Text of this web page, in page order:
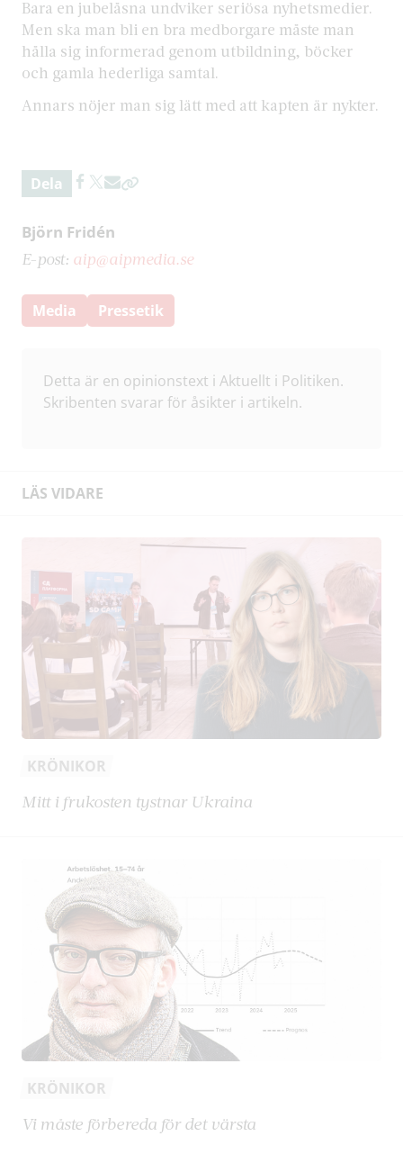
Bara en jubelåsna undviker seriösa nyhetsmedier.
Men ska man bli en bra medborgare måste man
hålla sig informerad genom utbildning, böcker
och gamla hederliga samtal.
Annars nöjer man sig lätt med att kapten är nykter.
Dela
Björn Fridén
E-post: aip@aipmedia.se
Media Pressetik
Detta är en opinionstext i Aktuellt i Politiken.
Skribenten svarar för åsikter i artikeln.
LÄS VIDARE
KRÖNIKOR
Mitt i frukosten tystnar Ukraina
KRÖNIKOR
Vi måste förbereda för det värsta